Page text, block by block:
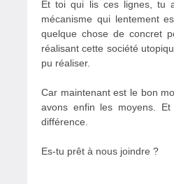
Et toi qui lis ces lignes, tu
mécanisme qui lentement
quelque chose de concret
réalisant cette société
pu réaliser.
Car maintenant est le bon
avons enfin les moyens.
différence.
Es-tu prêt à nous joindre ?